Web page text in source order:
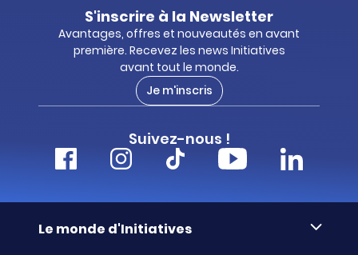
S'inscrire à la Newsletter
Avantages, offres et nouveautés en avant
première. Recevez les news Initiatives
avant tout le monde.
Je m'inscris
Suivez-nous !
Le monde d'Initiatives